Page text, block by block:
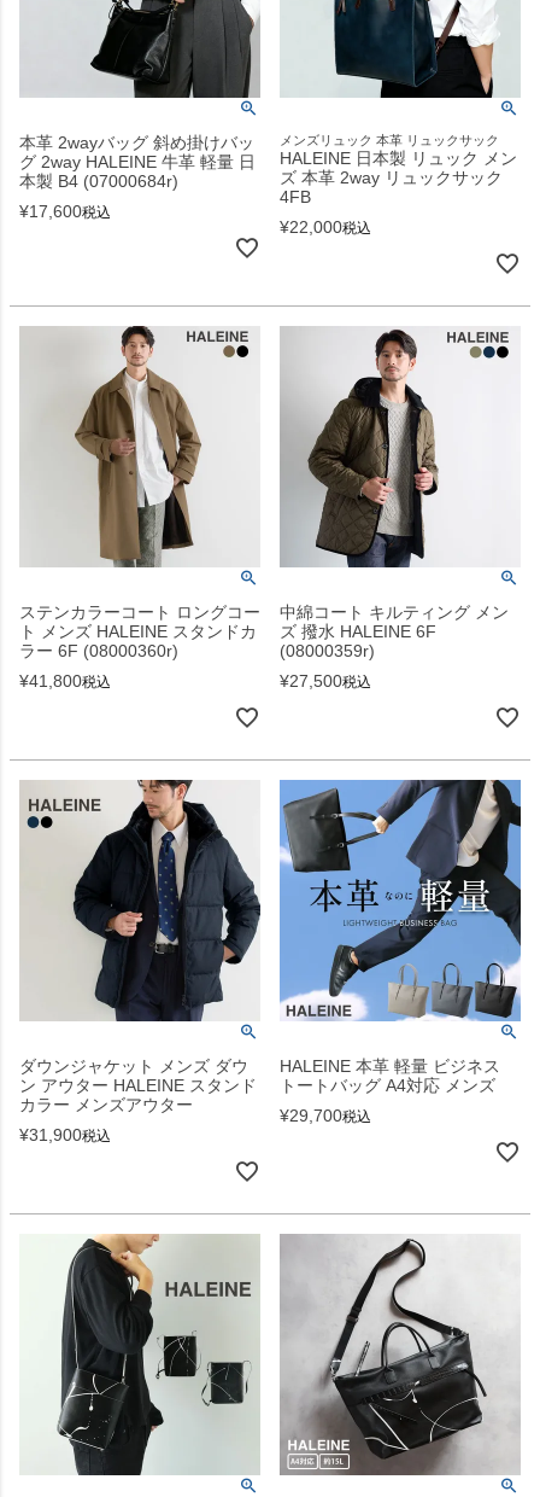
本革 2wayバッグ 斜め掛けバッ
グ 2way HALEINE 牛革 軽量 日
本製 B4 (07000684r)
¥17,600税込
メンズリュック 本革 リュックサック
HALEINE 日本製 リュック メン
ズ 本革 2way リュックサック
4FB
¥22,000税込
ステンカラーコート ロングコー
ト メンズ HALEINE スタンドカ
ラー 6F (08000360r)
¥41,800税込
中綿コート キルティング メン
ズ 撥水 HALEINE 6F
(08000359r)
¥27,500税込
ダウンジャケット メンズ ダウ
ン アウター HALEINE スタンド
カラー メンズアウター
¥31,900税込
HALEINE 本革 軽量 ビジネス
トートバッグ A4対応 メンズ
¥29,700税込